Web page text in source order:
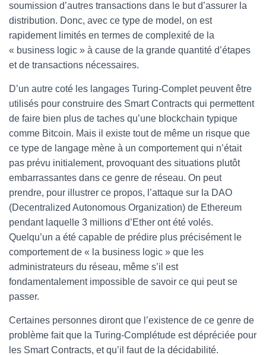
soumission d’autres transactions dans le but d’assurer la
distribution. Donc, avec ce type de model, on est
rapidement limités en termes de complexité de la
« business logic » à cause de la grande quantité d’étapes
et de transactions nécessaires.
D’un autre coté les langages Turing-Complet peuvent être
utilisés pour construire des Smart Contracts qui permettent
de faire bien plus de taches qu’une blockchain typique
comme Bitcoin. Mais il existe tout de même un risque que
ce type de langage mène à un comportement qui n’était
pas prévu initialement, provoquant des situations plutôt
embarrassantes dans ce genre de réseau. On peut
prendre, pour illustrer ce propos, l’attaque sur la DAO
(Decentralized Autonomous Organization) de Ethereum
pendant laquelle 3 millions d’Ether ont été volés.
Quelqu’un a été capable de prédire plus précisément le
comportement de « la business logic » que les
administrateurs du réseau, même s’il est
fondamentalement impossible de savoir ce qui peut se
passer.
Certaines personnes diront que l’existence de ce genre de
problème fait que la Turing-Complétude est dépréciée pour
les Smart Contracts, et qu’il faut de la décidabilité.